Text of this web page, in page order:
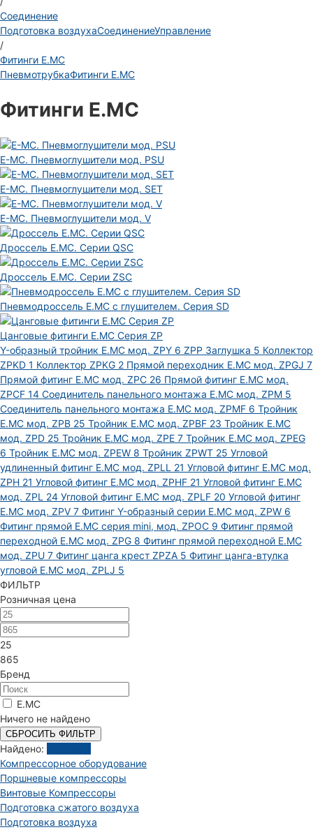
Соединение
Подготовка воздухаСоединениеУправление
/
Фитинги E.MC
ПневмотрубкаФитинги E.MC
Фитинги E.MC
E-MC. Пневмоглушители мод. PSU
E-MC. Пневмоглушители мод. SET
E-MC. Пневмоглушители мод. V
Дроссель E.MC. Серии QSC
Дроссель E.MC. Серии ZSC
Пневмодроссель E.MC с глушителем. Серия SD
Цанговые фитинги E.MC Серия ZP
Y-образный тройник E.MC мод. ZPY 6 ZPP Заглушка 5 Коллектор
ZPKD 1 Коллектор ZPKG 2 Прямой переходник E.MC мод. ZPGJ 7
Прямой фитинг E.MC мод. ZPC 26 Прямой фитинг E.MC мод.
ZPCF 14 Соединитель панельного монтажа E.MC мод. ZPM 5
Соединитель панельного монтажа E.MC мод. ZPMF 6 Тройник
E.MC мод. ZPB 25 Тройник E.MC мод. ZPBF 23 Тройник E.MC
мод. ZPD 25 Тройник E.MC мод. ZPE 7 Тройник E.MC мод. ZPEG
6 Тройник E.MC мод. ZPEW 8 Тройник ZPWT 25 Угловой
удлиненный фитинг E.MC мод. ZPLL 21 Угловой фитинг E.MC мод.
ZPH 21 Угловой фитинг E.MC мод. ZPHF 21 Угловой фитинг E.MC
мод. ZPL 24 Угловой фитинг E.MC мод. ZPLF 20 Угловой фитинг
E.MC мод. ZPV 7 Фитинг Y-образный серии E.MC мод. ZPW 6
Фитинг прямой E.MC серия mini, мод. ZPOC 9 Фитинг прямой
переходной E.MC мод. ZPG 8 Фитинг прямой переходной E.MC
мод. ZPU 7 Фитинг цанга крест ZPZA 5 Фитинг цанга-втулка
угловой Е.МС мод. ZPLJ 5
ФИЛЬТР
Розничная цена
25
865
Бренд
E.MC
Ничего не найдено
СБРОСИТЬ ФИЛЬТР
Найдено:
Компрессорное оборудование
Поршневые компрессоры
Винтовые Компрессоры
Подготовка сжатого воздуха
Подготовка воздуха